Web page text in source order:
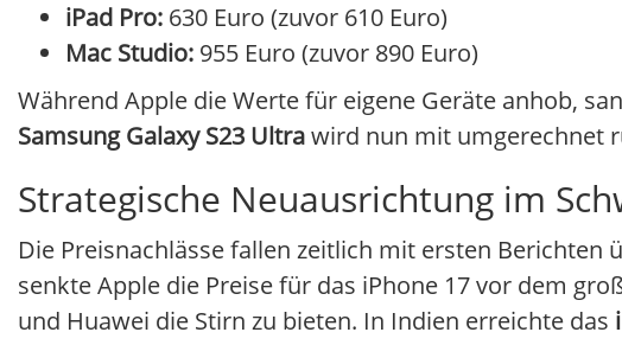
iPad Pro: 630 Euro (zuvor 610 Euro)
Mac Studio: 955 Euro (zuvor 890 Euro)
Während Apple die Werte für eigene Geräte anhob,
Samsung Galaxy S23 Ultrawird nun mit umgerechnet
Strategische Neuausrichtung im
Die Preisnachlässe fallen zeitlich mit ersten Berichten
senkte Apple die Preise für das iPhone 17 vor dem
und Huawei die Stirn zu bieten. In Indien erreichte das